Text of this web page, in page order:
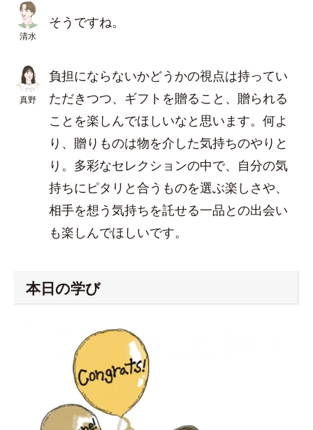
清水
そうですね。
真野
負担にならないかどうかの視点は持ってい
ただきつつ、ギフトを贈ること、贈られる
ことを楽しんでほしいなと思います。何よ
り、贈りものは物を介した気持ちのやりと
り。多彩なセレクションの中で、自分の気
持ちにピタリと合うものを選ぶ楽しさや、
相手を想う気持ちを託せる一品との出会い
も楽しんでほしいです。
本日の学び